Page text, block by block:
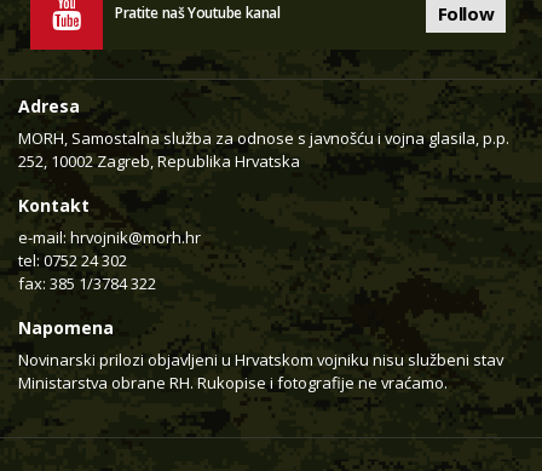
Pratite naš Youtube kanal Follow
Adresa
MORH, Samostalna služba za odnose s javnošću i vojna glasila, p.p.
252, 10002 Zagreb, Republika Hrvatska
Kontakt
e-mail: hrvojnik@morh.hr
tel: 0752 24 302
fax: 385 1/3784 322
Napomena
Novinarski prilozi objavljeni u Hrvatskom vojniku nisu službeni stav
Ministarstva obrane RH. Rukopise i fotografije ne vraćamo.